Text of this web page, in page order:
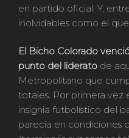
en partido oficial. Y,
inolvidables como el
El Bicho Colorado
punto del liderato de
Metropolitano que
totales. Por primera vez
insignia futbolístico del
parecía en condiciones